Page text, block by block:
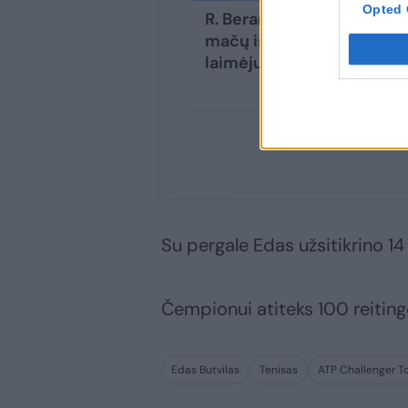
Opted
R. Berankis įveikė 12
mačų iš eilės
laimėjusį šveicarą
Su pergale Edas užsitikrino
Čempionui atiteks 100
Edas Butvilas Tenisas ATP Challenger